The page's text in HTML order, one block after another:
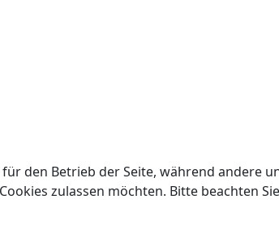
den Betrieb der Seite, während andere
zulassen möchten. Bitte beachten